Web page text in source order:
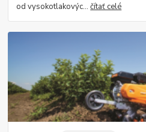
od vysokotlakovýc...čítať celé